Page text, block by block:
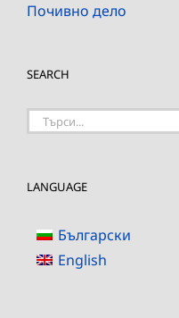
Почивно дело
SEARCH
Търсене
LANGUAGE
Български
English